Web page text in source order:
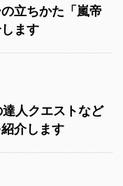
立ちかた「嵐帝
ます
人クエストなど
介します